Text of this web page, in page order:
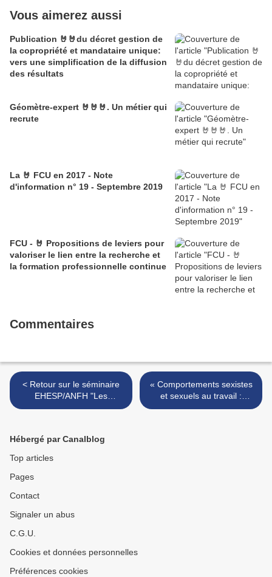
Vous aimerez aussi
Publication 🤘🤘du décret gestion de
la copropriété et mandataire unique:
vers une simplification de la diffusion
des résultats
Géomètre-expert 🤘🤘🤘. Un métier qui
recrute
La 🤘 FCU en 2017 - Note
d'information n° 19 - Septembre 2019
FCU - 🤘 Propositions de leviers pour
valoriser le lien entre la recherche et
la formation professionnelle continue
Commentaires
< Retour sur le séminaire
EHESP/ANFH "Les
nouveaux métiers de
« Comportements sexistes
et sexuels au travail :
repérer, comprendre, pour
Hébergé par Canalblog
Top articles
Pages
Contact
Signaler un abus
C.G.U.
Cookies et données personnelles
Préférences cookies